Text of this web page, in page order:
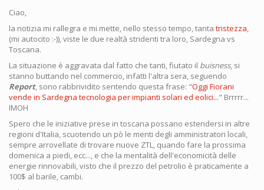
Ciao,
la notizia mi rallegra e mi mette, nello stesso tempo, tanta tristezza
(mi autocito :-)), viste le due realtà stridenti tra loro, Sardegna vs
Toscana.
La situazione è aggravata dal fatto che tanti, fiutato il buisness, si
stanno buttando nel commercio, infatti l'altra sera, seguendo
Report, sono rabbrividito sentendo questa frase: "Oggi Fiorani
vende in Sardegna tecnologia per impianti solari ed eolici..." Brrrrr...
IMOH
Spero che le iniziative prese in toscana possano estendersi in altre
regioni d'Italia, scuotendo un pò le menti degli amministratori locali,
sempre arrovellate di trovare nuove ZTL, quando fare la prossima
domenica a piedi, ecc..., e che la mentalità dell'economicità delle
energie rinnovabili, visto che il prezzo del petrolio è praticamente a
100$ al barile, cambi.